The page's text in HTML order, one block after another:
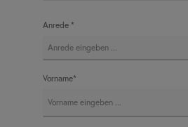
Anrede *
Vorname*